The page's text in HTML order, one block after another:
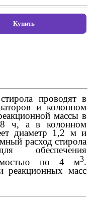
проводят в
и колонном
массы в
8 ч, а в колонном
диаметр 1,2 м и
расход стирола
по 4 м3.
реакционных масс